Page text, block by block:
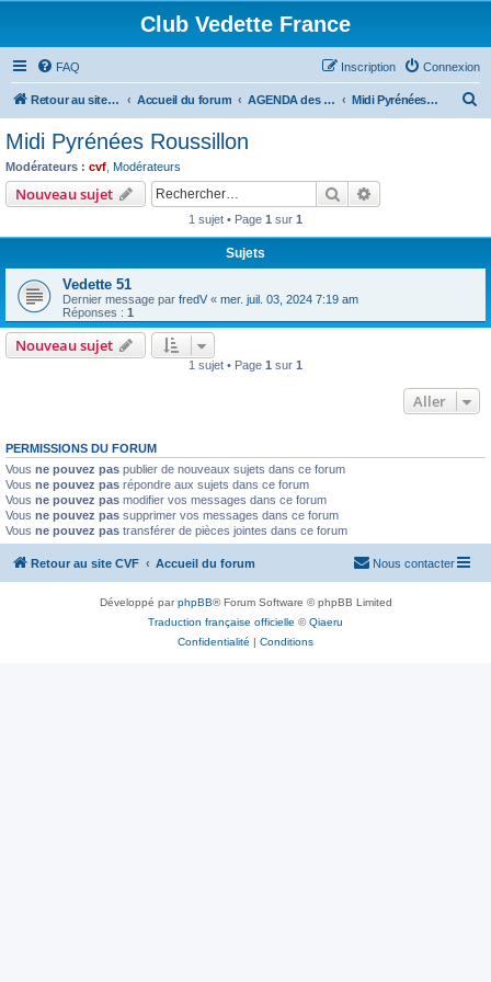
Club Vedette France
FAQ Connexion
Inscription
Retour au site CVF Accueil du forum AGENDA des Bourses, Expositions et RDV du WE Midi Pyrénées Roussillon
Midi Pyrénées Roussillon
Modérateurs : cvf Modérateurs
Nouveau sujet Rechercher
1 sujet • Page 1 sur 1
Sujets
Vedette 51
Dernier message par fredV « mer. juil. 03, 2024 7:19 am
Réponses : 1
Nouveau sujet
1 sujet • Page 1 sur 1
Aller
PERMISSIONS DU FORUM
Vous ne pouvez pas publier de nouveaux sujets dans ce forum
Vous ne pouvez pas répondre aux sujets dans ce forum
Vous ne pouvez pas modifier vos messages dans ce forum
Vous ne pouvez pas supprimer vos messages dans ce forum
Vous ne pouvez pas transférer de pièces jointes dans ce forum
Retour au site CVF Accueil du forum Nous contacter
Développé parphpBB® Forum Software © phpBB Limited
Traduction française officielle ©Qiaeru
Confidentialité | Conditions